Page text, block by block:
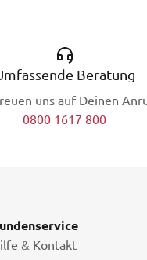
Beratung
uns auf Deinen
0800 1617 800
& Kontakt